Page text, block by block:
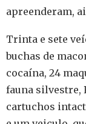
apreenderam,
Trinta e sete
buchas de
cocaína, 24
fauna silvestre,
cartuchos